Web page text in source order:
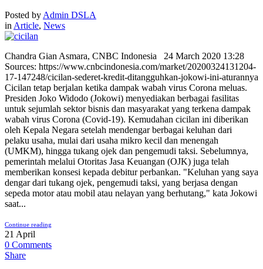
Posted by Admin DSLA
in Article, News
Chandra Gian Asmara, CNBC Indonesia 24 March 2020 13:28
Sources: https://www.cnbcindonesia.com/market/20200324131204-
17-147248/cicilan-sederet-kredit-ditangguhkan-jokowi-ini-aturannya
Cicilan tetap berjalan ketika dampak wabah virus Corona meluas.
Presiden Joko Widodo (Jokowi) menyediakan berbagai fasilitas
untuk sejumlah sektor bisnis dan masyarakat yang terkena dampak
wabah virus Corona (Covid-19). Kemudahan cicilan ini diberikan
oleh Kepala Negara setelah mendengar berbagai keluhan dari
pelaku usaha, mulai dari usaha mikro kecil dan menengah
(UMKM), hingga tukang ojek dan pengemudi taksi. Sebelumnya,
pemerintah melalui Otoritas Jasa Keuangan (OJK) juga telah
memberikan konsesi kepada debitur perbankan. "Keluhan yang saya
dengar dari tukang ojek, pengemudi taksi, yang berjasa dengan
sepeda motor atau mobil atau nelayan yang berhutang," kata Jokowi
saat...
Continue reading
21 April
0 Comments
Share